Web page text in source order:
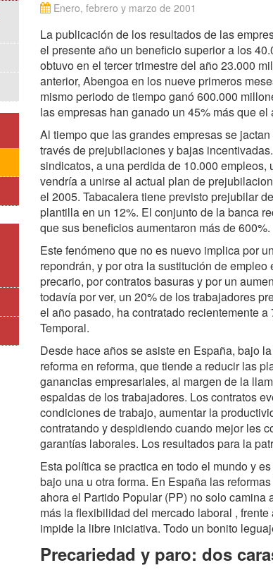
Enero, febrero y marzo de 2001
La publicación de los resultados de las
el presente año un beneficio superior a los
obtuvo en el tercer trimestre del año 23.000
anterior, Abengoa en los nueve primeros
mismo periodo de tiempo ganó 600.000
las empresas han ganado un 45% más que el
Al tiempo que las grandes empresas se
través de prejubilaciones y bajas
sindicatos, a una perdida de 10.000
vendría a unirse al actual plan de
el 2005. Tabacalera tiene previsto prejubilar
plantilla en un 12%. El conjunto de la banca
que sus beneficios aumentaron más de 600%.
Este fenómeno que no es nuevo implica por
repondrán, y por otra la sustitución de
precario, por contratos basuras y por un
todavía por ver, un 20% de los trabajadores
el año pasado, ha contratado recientemente
Temporal.
Desde hace años se asiste en España, bajo
reforma en reforma, que tiende a reducir las
ganancias empresariales, al margen de la
espaldas de los trabajadores. Los contratos
condiciones de trabajo, aumentar la
contratando y despidiendo cuando mejor les
garantías laborales. Los resultados para la
Esta política se practica en todo el mundo y
bajo una u otra forma. En España las
ahora el Partido Popular (PP) no solo
más la flexibilidad del mercado laboral ,
impide la libre iniciativa. Todo un bonito
Precariedad y paro: dos